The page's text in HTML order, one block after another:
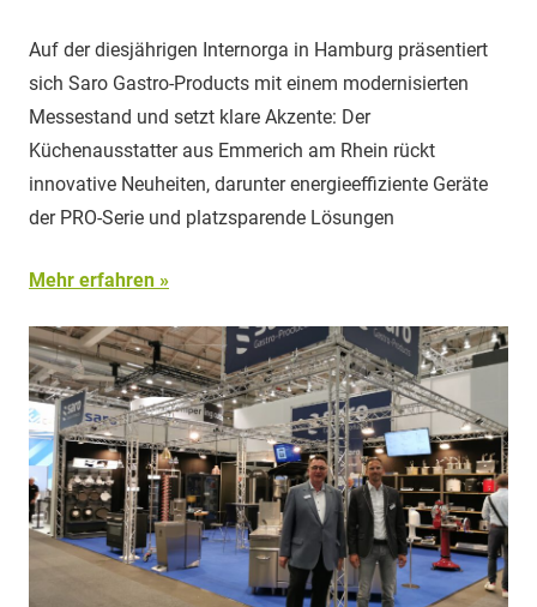
Auf der diesjährigen Internorga in Hamburg präsentiert
sich Saro Gastro-Products mit einem modernisierten
Messestand und setzt klare Akzente: Der
Küchenausstatter aus Emmerich am Rhein rückt
innovative Neuheiten, darunter energieeffiziente Geräte
der PRO-Serie und platzsparende Lösungen
Mehr erfahren